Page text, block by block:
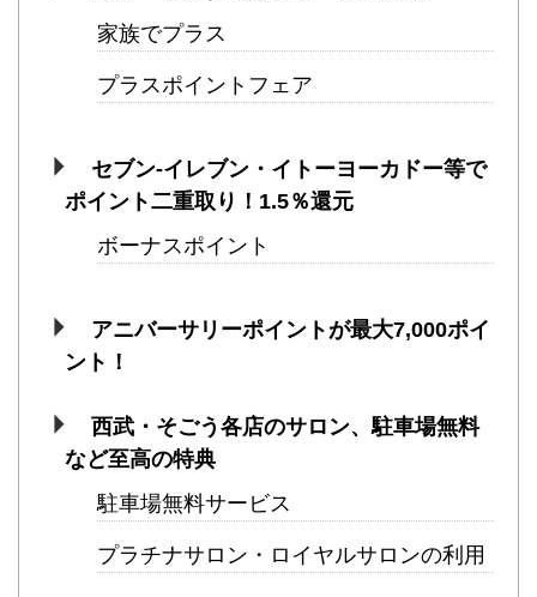
家族でプラス
プラスポイントフェア
セブン-イレブン・イトーヨーカドー等で
ポイント二重取り！1.5％還元
ボーナスポイント
アニバーサリーポイントが最大7,000ポイ
ント！
西武・そごう各店のサロン、駐車場無料
など至高の特典
駐車場無料サービス
プラチナサロン・ロイヤルサロンの利用